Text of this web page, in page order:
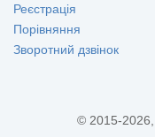
Реєстрація
Порівняння
Зворотний дзвінок
© 2015-2026,